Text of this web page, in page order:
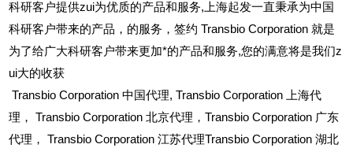
科研客户提供zui为优质的产品和服务,上海起发一直秉承为中国
科研客户带来的产品，的服务，签约 Transbio Corporation 就是
为了给广大科研客户带来更加*的产品和服务,您的满意将是我们z
ui大的收获
Transbio Corporation中国代理, Transbio Corporation 上海代
理， Transbio Corporation 北京代理，Transbio Corporation 广东
代理， Transbio Corporation 江苏代理Transbio Corporation 湖北